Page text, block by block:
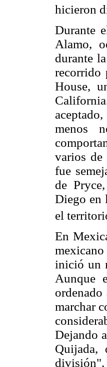
hicieron
Durante
Alamo,
durante
recorrido
House,
menos
varios de
fue
de
Diego en
el
En
inició un
Aunque
marchar
Dejando
Quijada,
división",